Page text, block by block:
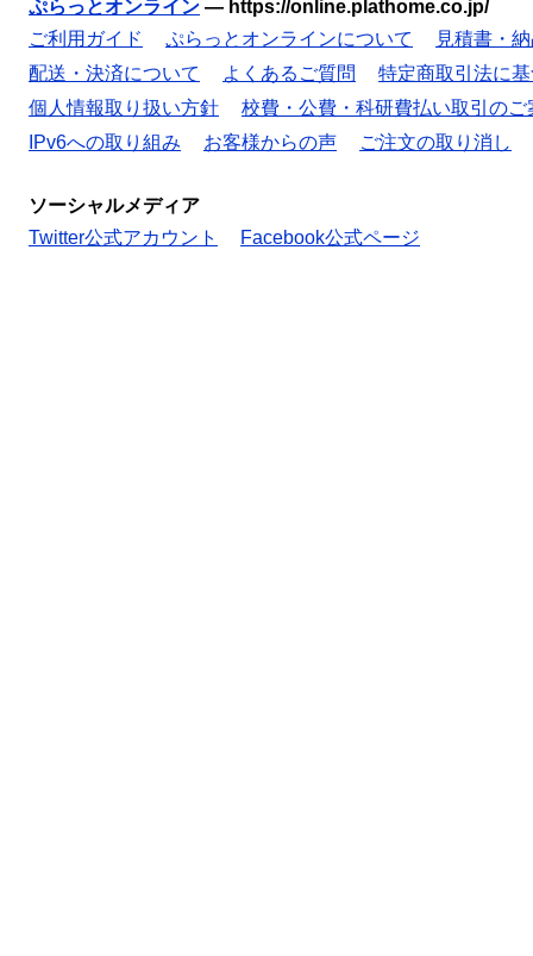
ぷらっとオンライン — https://online.plathome.co.jp/
ご利用ガイド
ぷらっとオンラインについて
見積書・
配送・決済について
よくあるご質問
特定商取引法に
個人情報取り扱い方針
校費・公費・科研費払い取引のご
IPv6への取り組み
お客様からの声 ご注文の取り消し
ソーシャルメディア
Twitter公式アカウント
Facebook公式ページ